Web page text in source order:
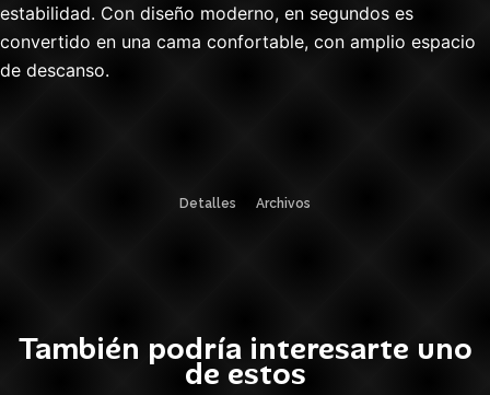
estabilidad. Con diseño moderno, en segundos es
convertido en una cama confortable, con amplio espacio
de descanso.
Detalles Archivos
También podría interesarte uno
de estos